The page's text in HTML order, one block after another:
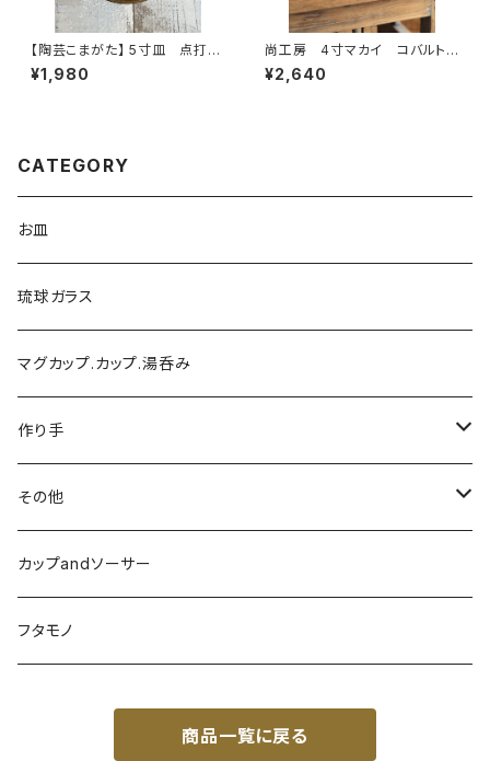
【陶芸こまがた】 5寸皿 点打ち
(ドット) やちむん
¥1,980
尚工房 4寸マカイ コバルトブ
ルー やちむん
¥2,640
CATEGORY
お皿
琉球ガラス
マグカップ.カップ.湯呑み
作り手
陶芸こまがた
榮一工房
ガラス工房ブンタロウ
その他
陶眞窯
カップandソーサー
フタモノ
商品一覧に戻る